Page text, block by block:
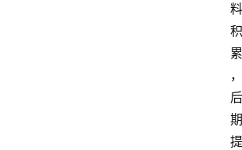
料
积
累
，
后
期
提